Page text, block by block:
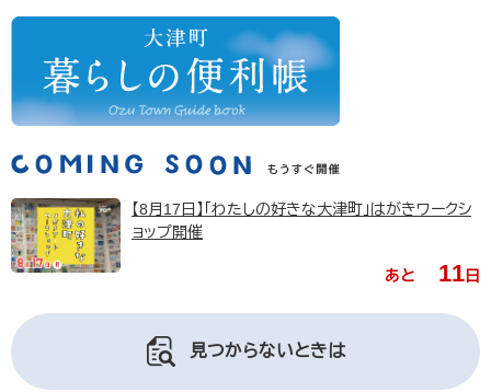
【8月17日】「わたしの好きな大津町」はがきワークシ
ョップ開催
あと 11日
見つからないときは